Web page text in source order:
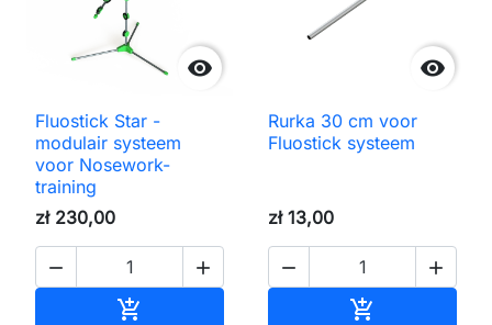

Fluostick Star -
modulair systeem
voor Nosework-
training
zł 230,00
 
 Toevoegen aan winkelwagen

Rurka 30 cm voor
Fluostick systeem
zł 13,00
 
